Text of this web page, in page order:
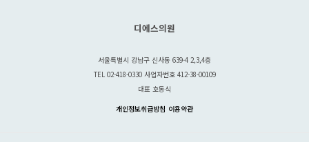
디에스의원
서울특별시 강남구 신사동 639-4 2,3,4층
TEL 02-418-0330 사업자번호 412-38-00109
대표 호동식
개인정보취급방침 이용약관